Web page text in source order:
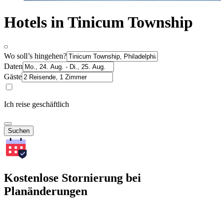
Hotels in Tinicum Township
Wo soll’s hingehen?
Daten
Gäste
Ich reise geschäftlich
Suchen
Kostenlose Stornierung bei
Planänderungen